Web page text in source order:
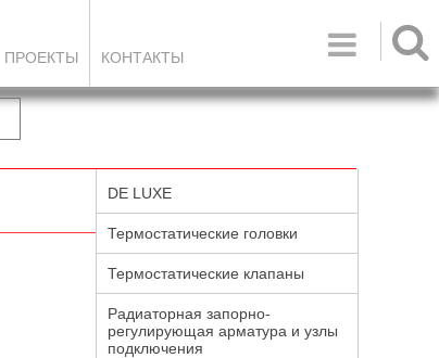

ПРОЕКТЫ КОНТАКТЫ
DE LUXE
Термостатические головки
Термостатические клапаны
Радиаторная запорно-
регулирующая арматура и узлы
подключения